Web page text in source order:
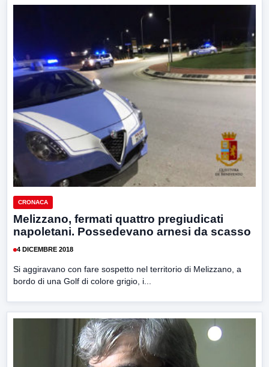
CRONACA
Melizzano, fermati quattro pregiudicati
napoletani. Possedevano arnesi da scasso
4 DICEMBRE 2018
Si aggiravano con fare sospetto nel territorio di Melizzano, a
bordo di una Golf di colore grigio, i...